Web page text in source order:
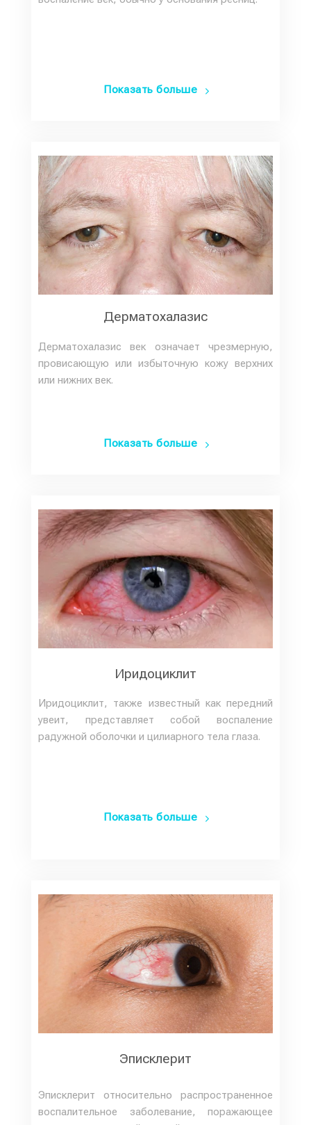
Показать больше
Дерматохалазис
Дерматохалазис век означает чрезмерную,
провисающую или избыточную кожу верхних
или нижних век.
Показать больше
Иридоциклит
Иридоциклит, также известный как передний
увеит, представляет собой воспаление
радужной оболочки и цилиарного тела глаза.
Показать больше
Эписклерит
Эписклерит относительно распространенное
воспалительное заболевание, поражающее